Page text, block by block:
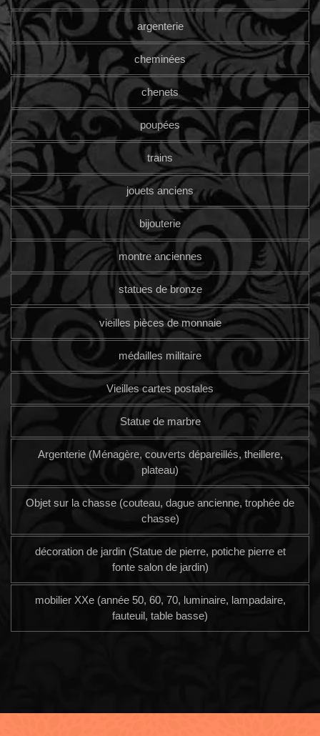
argenterie
cheminées
chenets
poupées
trains
jouets anciens
bijouterie
montre anciennes
statues de bronze
vieilles pièces de monnaie
médailles militaire
Vieilles cartes postales
Statue de marbre
Argenterie (Ménagère, couverts dépareillés, theillere,
plateau)
Objet sur la chasse (couteau, dague ancienne, trophée de
chasse)
décoration de jardin (Statue de pierre, potiche pierre et
fonte salon de jardin)
mobilier XXe (année 50, 60, 70, luminaire, lampadaire,
fauteuil, table basse)